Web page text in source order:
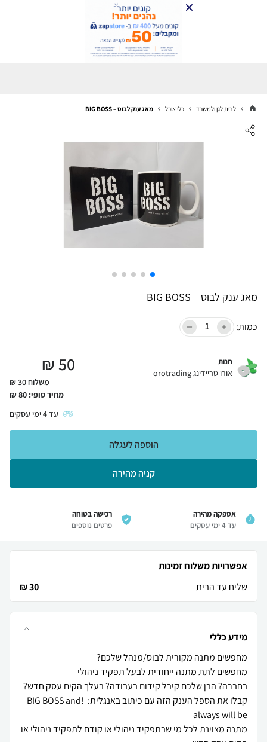
לבית לגן ולמשרד כלי אוכל מאג ענק לבוס – BIG BOSS
מאג ענק לבוס – BIG BOSS
כמות:
חנות
אורו טריידינג orotrading 50
₪
משלוח 30 ₪
מחיר סופי: 80
₪
עד4ימי עסקים
קניה מהירה
הוספה לעגלה
אספקה מהירה
עד 4 ימי עסקים
רכישה בטוחה
פרטים נוספים
אפשרויות משלוח זמינות
שליח עד הבית
30 ₪
מידע כללי
מחפשים לתת מתנה ייחודית לבעל תפקיד ניהולי
קבלו את הספל הענק הזה עם כיתוב באנגלית: !BIG BOSS and
מתנה מצוינת לכל מי שבתפקיד ניהולי או קודם לתפקיד ניהולי או